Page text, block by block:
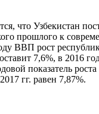
что Узбекистан
прошлого к
ВВП рост
7,6%, в 2016
показатель
гг. равен 7,87%.